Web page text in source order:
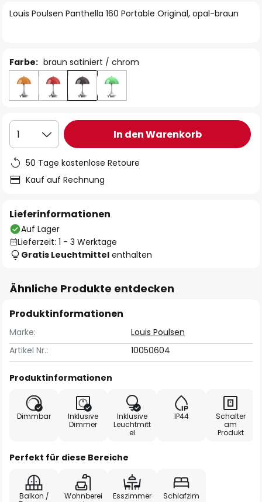
Louis Poulsen Panthella 160 Portable Original, opal-braun
Farbe: braun satiniert / chrom
1 In den Warenkorb
50 Tage kostenlose Retoure
Kauf auf Rechnung
Lieferinformationen
Auf Lager
Lieferzeit: 1 - 3 Werktage
Gratis Leuchtmittel enthalten
Ähnliche Produkte entdecken
Produktinformationen
Marke:
Louis Poulsen
Artikel Nr.:
10050604
Produktinformationen
Dimmbar
Inklusive
Dimmer
Inklusive
Leuchtmitt
el
IP44
Schalter
am
Produkt
Perfekt für diese Bereiche
Balkon /
Wohnberei
Esszimmer
Schlafzim